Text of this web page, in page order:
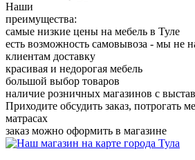
Наши
преимущества:
самые низкие цены на мебель в Туле
есть возможность самовывоза - мы не
клиентам доставку
красивая и недорогая мебель
большой выбор товаров
наличие розничных магазинов с
Приходите обсудить заказ, потрогать
матрасах
заказ можно оформить в магазине